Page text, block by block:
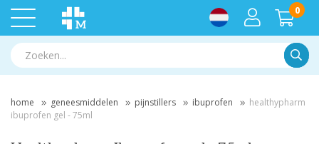
0
home geneesmiddelen pijnstillers ibuprofen
healthypharm
ibuprofen gel - 75ml